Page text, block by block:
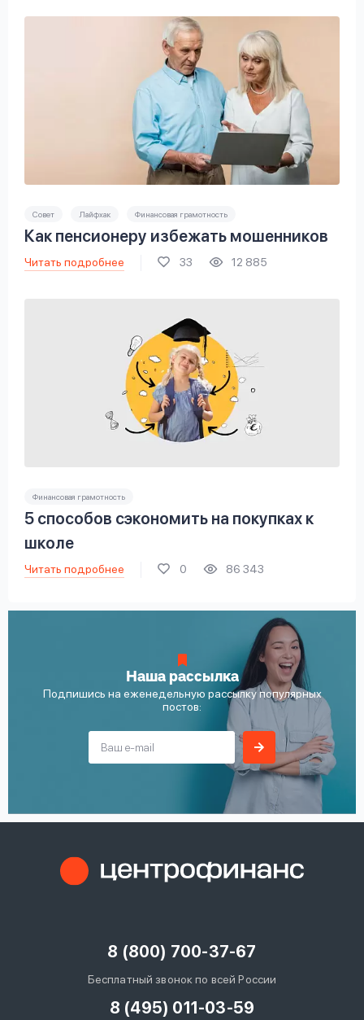
Совет Лайфхак Финансовая грамотность
Как пенсионеру избежать мошенников
Читать подробнее 33 12 885
Финансовая грамотность
5 способов сэкономить на покупках к
школе
Читать подробнее 0 86 343
Наша рассылка
Подпишись на еженедельную рассылку популярных
постов:
8 (800) 700-37-67
Бесплатный звонок по всей России
8 (495) 011-03-59